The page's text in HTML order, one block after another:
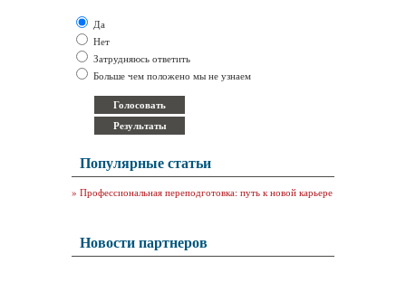
Да
Нет
Затрудняюсь ответить
Больше чем положено мы не узнаем
Популярные статьи
» Профессиональная переподготовка: путь к новой карьере
Новости партнеров